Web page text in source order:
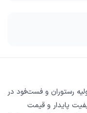
رستوران و فست‌فود در
پایدار و قیمت